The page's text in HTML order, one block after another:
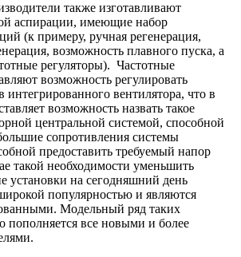
также изготавливают
аспирации, имеющие набор
(к примеру, ручная регенерация,
возможность плавного пуска, а
регуляторы). Частотные
возможность регулировать
интегрированного вентилятора, что в
возможность назвать такое
центральной системой, способной
сопротивления системы
предоставить требуемый напор
такой необходимости уменьшить
установки на сегодняшний день
популярностью и являются
Модельный ряд таких
пополняется все новыми и более